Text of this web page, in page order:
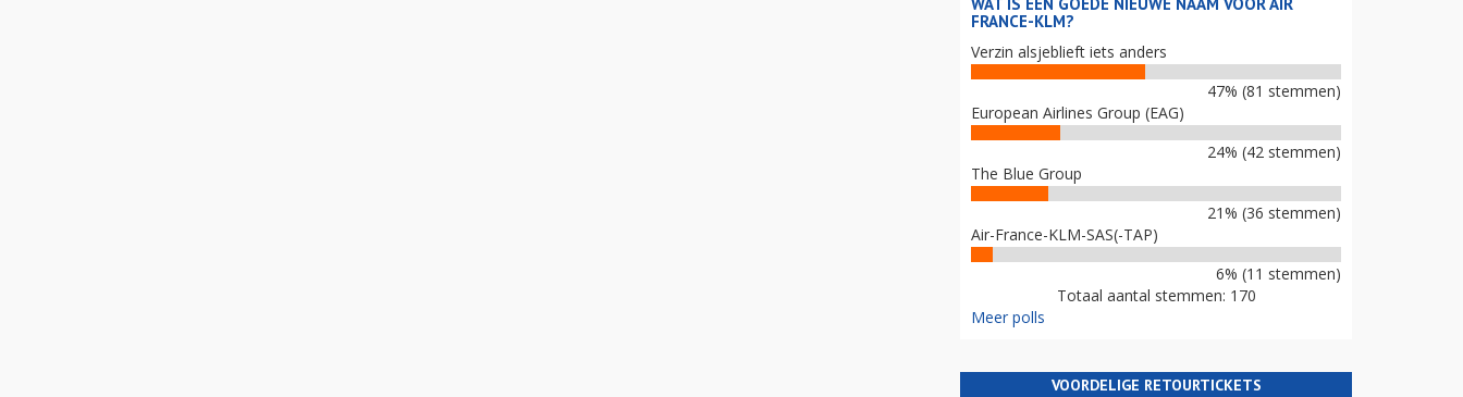
FRANCE-KLM?
Verzin alsjeblieft iets anders
47% (81 stemmen)
European Airlines Group (EAG)
24% (42 stemmen)
The Blue Group
21% (36 stemmen)
Air-France-KLM-SAS(-TAP)
6% (11 stemmen)
Totaal aantal stemmen: 170
Meer polls
VOORDELIGE RETOURTICKETS